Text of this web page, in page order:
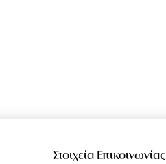
Στοιχεία Επικοινωνίας